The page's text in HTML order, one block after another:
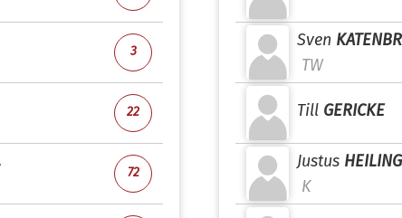
3
22
72
Sven
TW
Till GERICKE
Justus
K